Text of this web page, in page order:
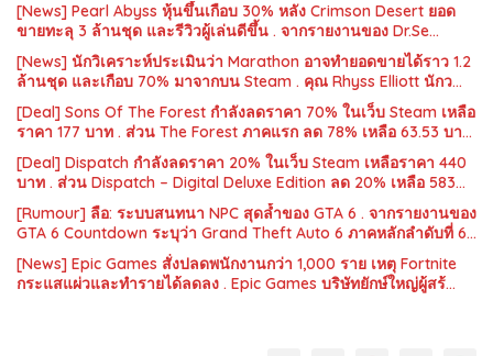
[News] Pearl Abyss หุ้นขึ้นเกือบ 30% หลัง Crimson Desert ยอด
ขายทะลุ 3 ล้านชุด และรีวิวผู้เล่นดีขึ้น . จากรายงานของ Dr.Se…
[News] นักวิเคราะห์ประเมินว่า Marathon อาจทำยอดขายได้ราว 1.2
ล้านชุด และเกือบ 70% มาจากบน Steam . คุณ Rhyss Elliott นักว…
[Deal] Sons Of The Forest กำลังลดราคา 70% ในเว็บ Steam เหลือ
ราคา 177 บาท . ส่วน The Forest ภาคแรก ลด 78% เหลือ 63.53 บา…
[Deal] Dispatch กำลังลดราคา 20% ในเว็บ Steam เหลือราคา 440
บาท . ส่วน Dispatch – Digital Deluxe Edition ลด 20% เหลือ 583…
[Rumour] ลือ: ระบบสนทนา NPC สุดล้ำของ GTA 6 . จากรายงานของ
GTA 6 Countdown ระบุว่า Grand Theft Auto 6 ภาคหลักลำดับที่ 6…
[News] Epic Games สั่งปลดพนักงานกว่า 1,000 ราย เหตุ Fortnite
กระแสแผ่วและทำรายได้ลดลง . Epic Games บริษัทยักษ์ใหญ่ผู้สร้…